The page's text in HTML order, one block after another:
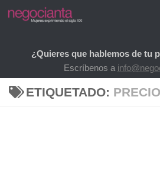
Saltar al contenido
¿Quieres que hablemos de tu
Escríbenos a
ETIQUETADO: PRECIO